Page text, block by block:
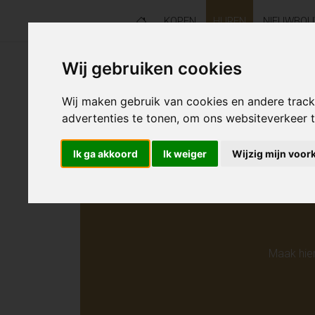
Wij gebruiken cookies
Wij maken gebruik van cookies en andere
advertenties te tonen, om ons websiteverkeer
Ik ga akkoord Ik weiger Wijzig mijn
KOPEN HUREN
Helaas
Maak